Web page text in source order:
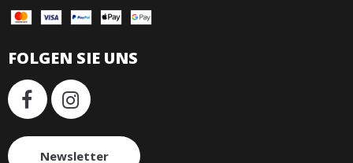
FOLGEN SIE UNS
Newsletter